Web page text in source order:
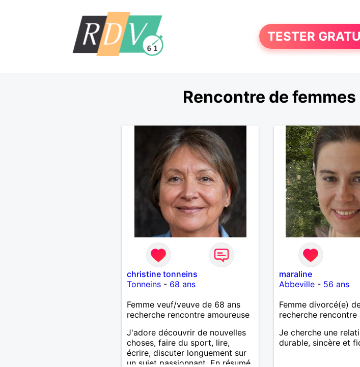
TESTER
Rencontre de
christine tonneins
Tonneins- 68 ans
Femme veuf/veuve de 68 ans
recherche rencontre amoureuse
J'adore découvrir de nouvelles
choses, faire du sport, lire,
écrire, discuter longuement sur
un sujet passionnant. En résumé,
maraline
Abbeville- 56 ans
Femme divorcé(e)
recherche rencontre
Je cherche une
durable, sincère et